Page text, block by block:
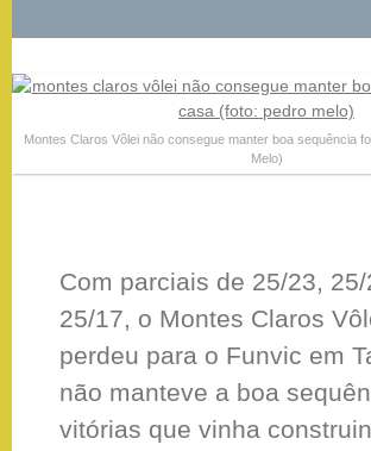
Montes Claros Vôlei não consegue manter boa sequência
Melo)
Com parciais de 25/23, 25/
25/17, o Montes Claros
perdeu para o Funvic em
não manteve a boa
vitórias que vinha